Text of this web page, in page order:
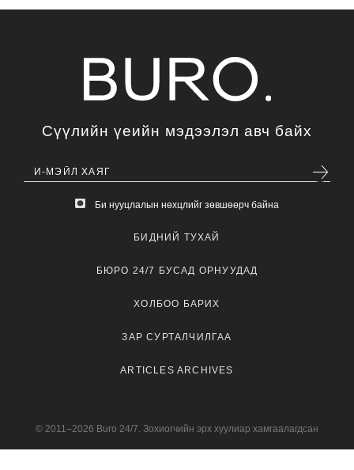
Сүүлийн үеийн мэдээлэл авч байх
Би нууцлалын нөхцлийг зөвшөөрч байна
БИДНИЙ ТУХАЙ
БЮРО 24/7 БУСАД ОРНУУДАД
ХОЛБОО БАРИХ
ЗАР СУРТАЛЧИЛГАА
ARTICLES ARCHIVES
© 2011–2026 Buro 24/7. Зохиогчийн эрх хуулиар хамгаалагдсан